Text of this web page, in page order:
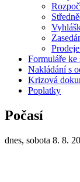
Formuláře ke
Nakládání s
Krizová
Poplatky
Počasí
dnes, sobota 8. 8.